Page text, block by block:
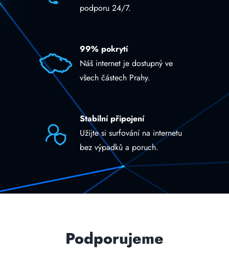
podporu 24/7.
99% pokrytí
Náš internet je dostupný ve
všech částech Prahy.
Stabilní připojení
Užijte si surfování na internetu
bez výpadků a poruch.
Podporujeme